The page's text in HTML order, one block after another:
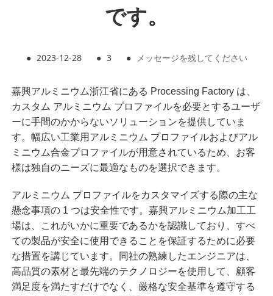
です。
● 2023-12-28 ● 3 ● メッセージを残してください
嘉興アルミニウム浙江省にある Processing Factory は、
カスタム アルミニウム プロファイルを必要とするユーザ
ーに手間のかからないソリューションを提供していま
す。幅広い工業用アルミニウム プロファイルおよびアル
ミニウム合金プロファイルが用意されているため、お客
様は独自のニーズに最適なものを選択できます。
アルミニウム プロファイルをカスタマイズする際の主な
懸念事項の 1 つは安全性です。嘉興アルミニウム加工工
場は、これがいかに重要であるかを認識しており、すべ
ての製品が安全に使用できることを保証するために必要
な措置を講じています。同社の熟練したエンジニアは、
高品質の素材と最先端のテクノロジーを使用して、顧客
満足度を満たすだけでなく、厳格な安全基準を遵守する